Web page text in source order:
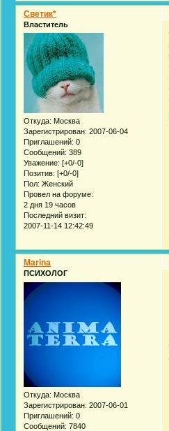
Светик*
Властитель
Откуда: Москва
Зарегистрирован: 2007-06-04
Приглашений: 0
Сообщений: 389
Уважение: [+0/-0]
Позитив: [+0/-0]
Пол: Женский
Провел на форуме:
2 дня 19 часов
Последний визит:
2007-11-14 12:42:49
Marina
ПСИХОЛОГ
Откуда: Москва
Зарегистрирован: 2007-06-01
Приглашений: 0
Сообщений: 7840